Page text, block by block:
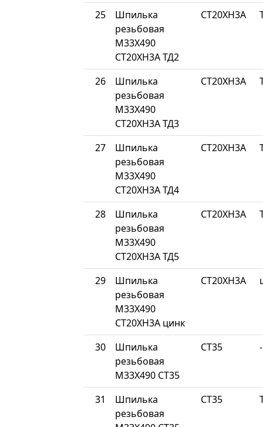
25
Шпилька
резьбовая
М33Х490
СТ20ХН3А ТД2
СТ20ХН3А
26
Шпилька
резьбовая
М33Х490
СТ20ХН3А ТД3
СТ20ХН3А
27
Шпилька
резьбовая
М33Х490
СТ20ХН3А ТД4
СТ20ХН3А
28
Шпилька
резьбовая
М33Х490
СТ20ХН3А ТД5
СТ20ХН3А
29
Шпилька
резьбовая
М33Х490
СТ20ХН3А цинк
СТ20ХН3А
30
Шпилька
резьбовая
М33Х490 СТ35
СТ35 -
31
Шпилька
резьбовая
СТ35